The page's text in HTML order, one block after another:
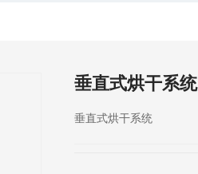
垂直式烘干系统
垂直式烘干系统